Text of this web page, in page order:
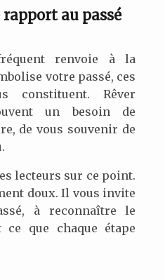
au passé
renvoie à la
votre passé, ces
constituent. Rêver
un besoin de
de vous souvenir de
lecteurs sur ce point.
doux. Il vous invite
à reconnaître le
que chaque étape